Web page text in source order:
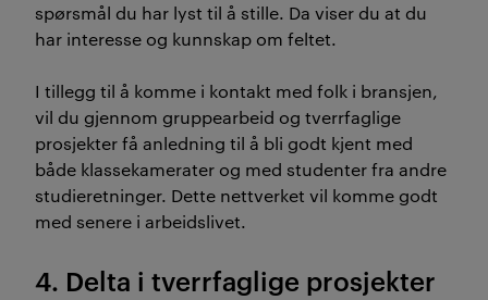
spørsmål du har lyst til å stille. Da viser du at du
har interesse og kunnskap om feltet.
I tillegg til å komme i kontakt med folk i bransjen,
vil du gjennom gruppearbeid og tverrfaglige
prosjekter få anledning til å bli godt kjent med
både klassekamerater og med studenter fra andre
studieretninger. Dette nettverket vil komme godt
med senere i arbeidslivet.
4. Delta i tverrfaglige prosjekter